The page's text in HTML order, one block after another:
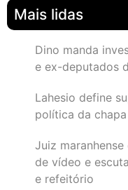
Mais lidas
Dino manda
e ex-deputados
Lahesio define
política da
Juiz
de vídeo e
e refeitório